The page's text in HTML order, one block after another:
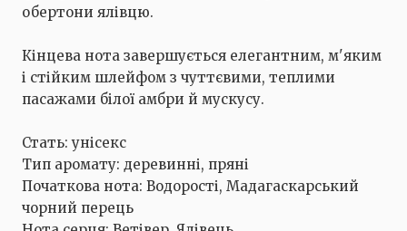
обертони ялівцю.
Кінцева нота завершується елегантним, м'яким
і стійким шлейфом з чуттєвими, теплими
пасажами білої амбри й мускусу.
Стать: унісекс
Тип аромату: деревинні, пряні
Початкова нота: Водорості, Мадагаскарський
чорний перець